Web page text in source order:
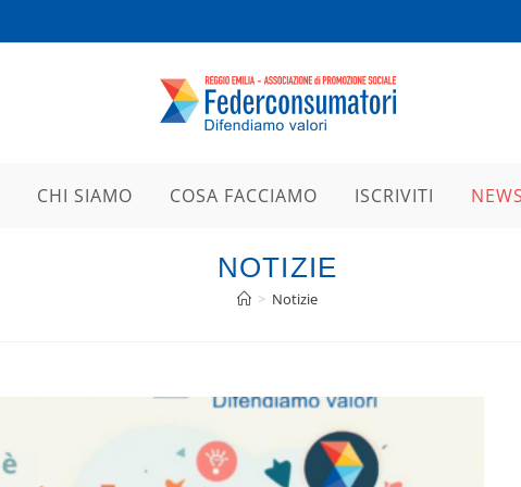
CHI SIAMO COSA FACCIAMO ISCRIVITI NEWS
NOTIZIE
> Notizie